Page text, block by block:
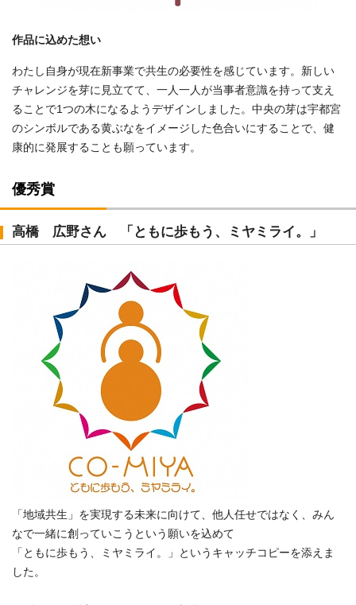
作品に込めた想い
わたし自身が現在新事業で共生の必要性を感じています。新しい
チャレンジを芽に見立てて、一人一人が当事者意識を持って支え
ることで1つの木になるようデザインしました。中央の芽は宇都宮
のシンボルである黄ぶなをイメージした色合いにすることで、健
康的に発展することも願っています。
優秀賞
高橋 広野さん 「ともに歩もう、ミヤミライ。」
「地域共生」を実現する未来に向けて、他人任せではなく、みん
なで一緒に創っていこうという願いを込めて
「ともに歩もう、ミヤミライ。」というキャッチコピーを添えま
した。